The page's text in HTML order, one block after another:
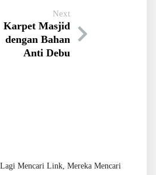
Next
Karpet Masjid
dengan Bahan
Anti Debu
Mencari Link, Mereka Mencari